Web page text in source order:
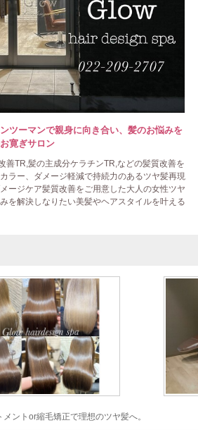
ツーマンで親身に向き合い、髪のお悩みを
寛ぎサロン
善TR,髪の主成分ケラチンTR,などの髪質改善を
ラー、ダメージ軽減で持続力のあるツヤ髪再現
ージケア髪質改善をご用意した大人の女性ツヤ
を解決しなりたい美髪やヘアスタイルを叶える
ントor縮毛矯正で理想のツヤ髪へ。